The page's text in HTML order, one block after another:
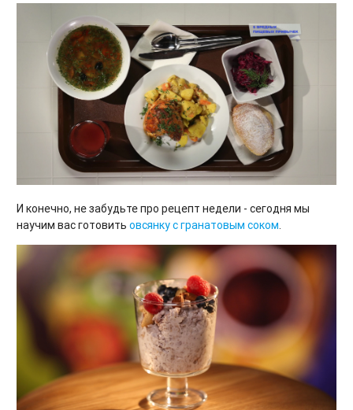
И конечно, не забудьте про рецепт недели - сегодня мы
научим вас готовить овсянку с гранатовым соком